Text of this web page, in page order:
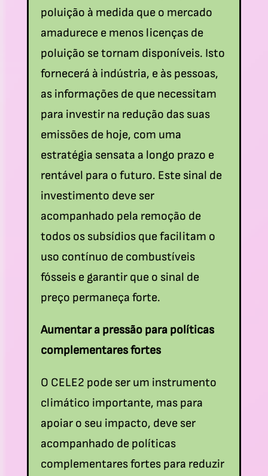
poluição à medida que o mercado
amadurece e menos licenças de
poluição se tornam disponíveis. Isto
fornecerá à indústria, e às pessoas,
as informações de que necessitam
para investir na redução das suas
emissões de hoje, com uma
estratégia sensata a longo prazo e
rentável para o futuro. Este sinal de
investimento deve ser
acompanhado pela remoção de
todos os subsídios que facilitam o
uso contínuo de combustíveis
fósseis e garantir que o sinal de
preço permaneça forte.
Aumentar a pressão para políticas
complementares fortes
O CELE2 pode ser um instrumento
climático importante, mas para
apoiar o seu impacto, deve ser
acompanhado de políticas
complementares fortes para reduzir